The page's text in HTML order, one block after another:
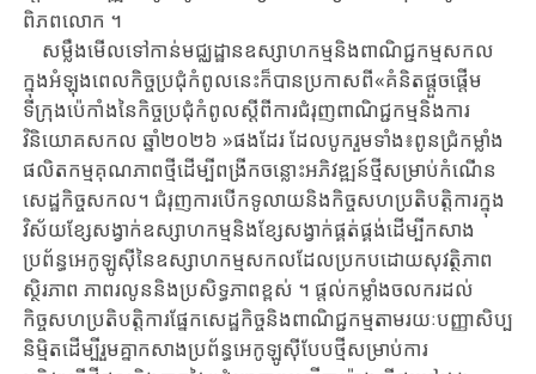
ពិភពលោក ​។
សម្លឹងមើលទៅកាន់​មជ្ឈដ្ឋានឧស្សាហកម្មនិងពាណិជ្ជកម្មសកល ​
ក្នុងអំឡុងពេលកិច្ច​ប្រជុំ​កំពូល​នេះ​ក៏​បាន​ប្រកាសពី«គំនិតផ្តួចផ្តើម
ទីក្រុងប៉េកាំង​នៃកិច្ចប្រជុំកំពូល​ស្តីពី​ការ​ជំរុញ​ពាណិ​ជ្ជកម្ម​និង​ការ
វិនិយោគសកល ​ឆ្នាំ២០២៦ ​»ផងដែរ ​ដែល​បូក​រួម​ទាំង​៖​ពូនជ្រំ​កម្លាំង​
ផលិត​កម្ម​គុណភាពថ្មី​ដើម្បី​ពង្រីកចន្លោះអភិវឌ្ឍន៍ថ្មី​សម្រាប់​កំណើន
សេដ្ឋកិច្ចសកល​។ ​ជំរុញ​ការបើកទូលាយ​និង​កិច្ចសហប្រតិបត្តិការ​ក្នុង​
វិស័យ​ខ្សែសង្វាក់ឧស្សាហកម្ម​និង​ខ្សែ​សង្វាក់​ផ្គត់ផ្គង់​ដើម្បី​កសាង​
ប្រព័ន្ធ​អេកូឡូស៊ី​នៃ​ឧស្សាហកម្មសកល​ដែល​ប្រកបដោយ​សុវត្ថិភាព ​
ស្ថិរភាព ​ភាពរលូន​និងប្រសិទ្ធភាពខ្ពស់ ​។ ​ផ្តល់កម្លាំងចលករ​ដល់​
កិច្ចសហ​ប្រតិបត្តិ​ការ​ផ្នែក​សេដ្ឋ​កិច្ចនិងពាណិជ្ជកម្ម​តាមរយៈបញ្ញាសិប្ប
និម្មិត​ដើម្បី​រួមគ្នា​កសាង​ប្រព័ន្ធ​អេកូ​ឡូស៊ី​បែប​ថ្មី​សម្រាប់​ការ